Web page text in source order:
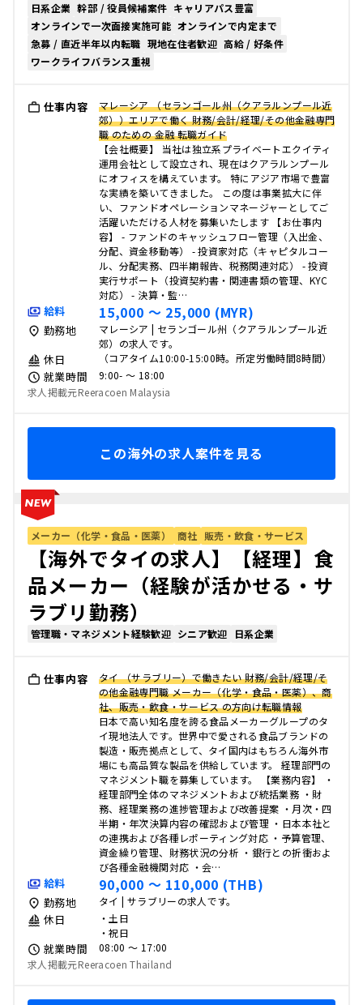
日系企業 幹部 / 役員候補案件 キャリアパス豊富
オンラインで一次面接実施可能 オンラインで内定まで
急募 / 直近半年以内転職 現地在住者歓迎 高給 / 好条件
ワークライフバランス重視
仕事内容
マレーシア （セランゴール州（クアラルンプール近
郊））エリアで働く 財務/会計/経理/その他金融専門
職 のための 金融 転職ガイド
【会社概要】 当社は独立系プライベートエクイティ
運用会社として設立され、現在はクアラルンプール
にオフィスを構えています。 特にアジア市場で豊富
な実績を築いてきました。 この度は事業拡大に伴
い、ファンドオペレーションマネージャーとしてご
活躍いただける人材を募集いたします 【お仕事内
容】 - ファンドのキャッシュフロー管理（入出金、
分配、資金移動等） - 投資家対応（キャピタルコー
ル、分配実務、四半期報告、税務関連対応） - 投資
実行サポート（投資契約書・関連書類の管理、KYC
対応） - 決算・監…
給料 15,000 〜 25,000 (MYR)
勤務地
マレーシア | セランゴール州（クアラルンプール近
郊）の求人です。
休日 （コアタイム10:00-15:00時。所定労働時間8時間）
就業時間
9:00- 〜 18:00
求人掲載元Reeracoen Malaysia
この海外の求人案件を見る
メーカー（化学・食品・医薬） 商社 販売・飲食・サービス
【海外でタイの求人】【経理】食
品メーカー（経験が活かせる・サ
ラブリ勤務）
管理職・マネジメント経験歓迎 シニア歓迎 日系企業
仕事内容
タイ （サラブリー）で働きたい 財務/会計/経理/そ
の他金融専門職 メーカー（化学・食品・医薬）、商
社、販売・飲食・サービス の方向け転職情報
日本で高い知名度を誇る食品メーカーグループのタ
イ現地法人です。世界中で愛される食品ブランドの
製造・販売拠点として、タイ国内はもちろん海外市
場にも高品質な製品を供給しています。 経理部門の
マネジメント職を募集しています。 【業務内容】 ・
経理部門全体のマネジメントおよび統括業務 ・財
務、経理業務の進捗管理および改善提案 ・月次・四
半期・年次決算内容の確認および管理 ・日本本社と
の連携および各種レポーティング対応 ・予算管理、
資金繰り管理、財務状況の分析 ・銀行との折衝およ
び各種金融機関対応 ・会…
給料 90,000 〜 110,000 (THB)
勤務地 タイ | サラブリーの求人です。
休日
・土日
・祝日
就業時間
08:00 〜 17:00
求人掲載元Reeracoen Thailand